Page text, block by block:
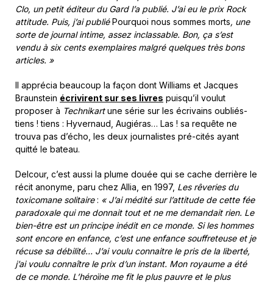
Clo, un petit éditeur du Gard l’a publié. J’ai eu le prix Rock
attitude. Puis, j’ai publiéPourquoi nous sommes morts, une
sorte de journal intime, assez inclassable. Bon, ça s’est
vendu à six cents exemplaires malgré quelques très bons
articles. »
Il apprécia beaucoup la façon dont Williams et Jacques
Braunstein écrivirent sur ses livres puisqu’il voulut
proposer à Technikartune série sur les écrivains oubliés-
tiens ! tiens : Hyvernaud, Augiéras… Las ! sa requête ne
trouva pas d’écho, les deux journalistes pré-cités ayant
quitté le bateau.
Delcour, c’est aussi la plume douée qui se cache derrière le
récit anonyme, paru chez Allia, en 1997, Les rêveries du
toxicomane solitaire: « J’ai médité sur l’attitude de cette fée
paradoxale qui me donnait tout et ne me demandait rien. Le
bien-être est un principe inédit en ce monde. Si les hommes
sont encore en enfance, c’est une enfance souffreteuse et je
récuse sa débilité… J’ai voulu connaitre le pris de la liberté,
j’ai voulu connaître le prix d’un instant. Mon royaume a été
de ce monde. L’héroïne me fit le plus pauvre et le plus